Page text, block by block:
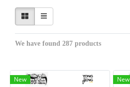
We have found 287 products
New New